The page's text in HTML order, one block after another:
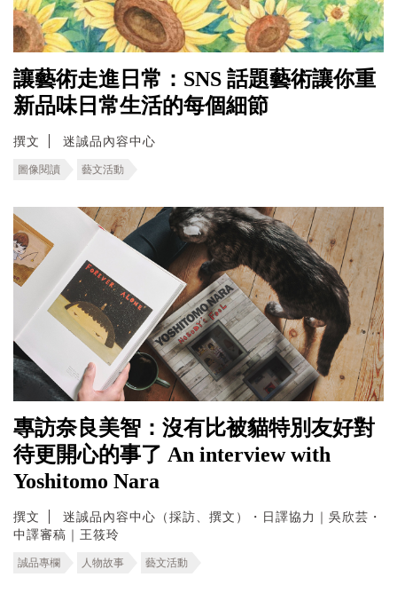
讓藝術走進日常：SNS 話題藝術讓你重
新品味日常生活的每個細節
撰文 迷誠品內容中心
圖像閱讀 藝文活動
專訪奈良美智：沒有比被貓特別友好對
待更開心的事了 An interview with
Yoshitomo Nara
撰文
迷誠品內容中心（採訪、撰文）・日譯協力｜吳欣芸・
中譯審稿｜王筱玲
誠品專欄 人物故事 藝文活動